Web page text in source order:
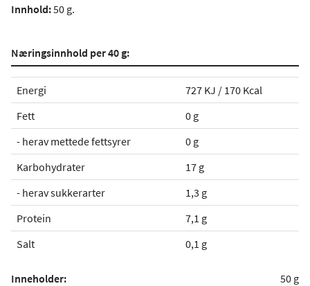
Innhold:50 g.
Næringsinnhold per 40 g:
Energi
727 KJ / 170 Kcal
Fett
0 g
- herav mettede fettsyrer
0 g
Karbohydrater
17 g
- herav sukkerarter
1,3 g
Protein
7,1 g
Salt
0,1 g
Inneholder: 50 g